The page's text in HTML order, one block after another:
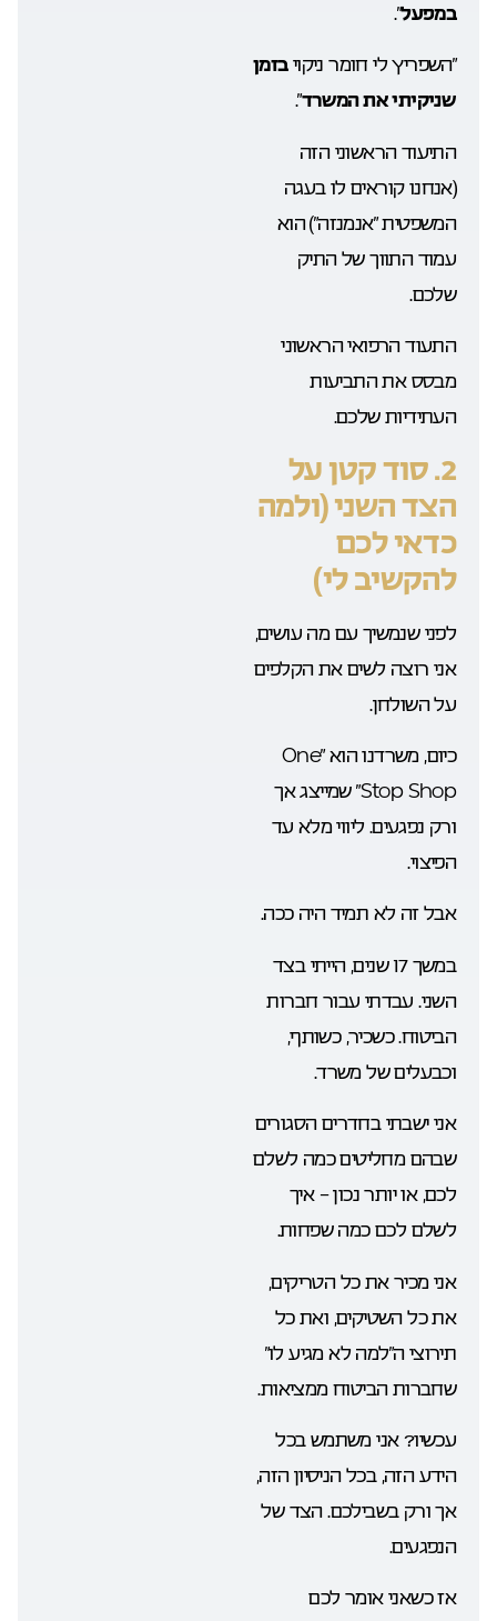
במפעל“.
“השפריץ לי חומר ניקויבזמן
שניקיתי את המשרד“.
התיעוד הראשוני הזה
(אנחנו קוראים לו בעגה
המשפטית “אנמנזה”) הוא
עמוד התווך של התיק
שלכם.
התעוד הרפואי הראשוני
מבסס את התביעות
העתידיות שלכם.
2. סוד קטן על
הצד השני (ולמה
כדאי לכם
להקשיב לי)
לפני שנמשיך עם מה עושים,
אני רוצה לשים את הקלפים
על השולחן.
כיום, משרדנו הוא “One
Stop Shop” שמייצג אך
ורק נפגעים. ליווי מלא עד
הפיצוי.
אבל זה לא תמיד היה ככה.
במשך 17 שנים, הייתי בצד
השני. עבדתי עבור חברות
הביטוח. כשכיר, כשותף,
וכבעלים של משרד.
אני ישבתי בחדרים הסגורים
שבהם מחליטים כמה לשלם
לכם, או יותר נכון – איך
לשלם לכם כמה שפחות.
אני מכיר את כל הטריקים,
את כל השטיקים, ואת כל
תירוצי ה”למה לא מגיע לו”
שחברות הביטוח ממציאות.
עכשיו? אני משתמש בכל
הידע הזה, בכל הניסיון הזה,
אך ורק בשבילכם. הצד של
הנפגעים.
אז כשאני אומר לכם